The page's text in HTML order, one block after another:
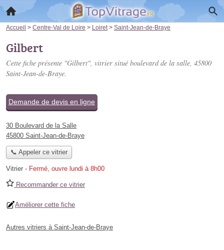
Accueil > Centre-Val de Loire > Loiret > Saint-Jean-de-Braye
Gilbert
Cette fiche présente "Gilbert", vitrier situé boulevard de la salle, 45800
Saint-Jean-de-Braye.
Demande de devis en ligne
30 Boulevard de la Salle
45800 Saint-Jean-de-Braye
📞 Appeler ce vitrier
Vitrier - Fermé, ouvre lundi à 8h00
Recommander ce vitrier
Améliorer cette fiche
Autres vitriers à Saint-Jean-de-Braye